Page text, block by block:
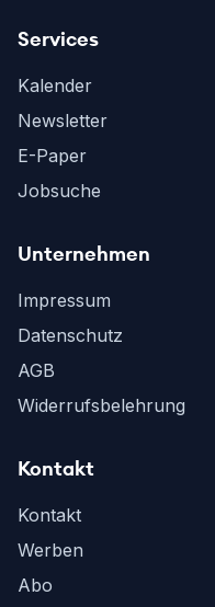
Services
Kalender
Newsletter
E-Paper
Jobsuche
Unternehmen
Impressum
Datenschutz
AGB
Widerrufsbelehrung
Kontakt
Kontakt
Werben
Abo